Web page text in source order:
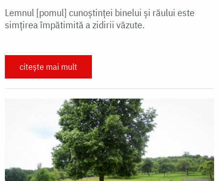
Lemnul [pomul] cunoştinţei binelui şi răului este
simţirea împătimită a zidirii văzute.
citește mai mult